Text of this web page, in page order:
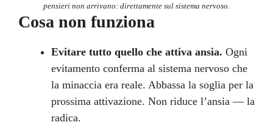
pensieri non arrivano: direttamente sul sistema nervoso.
Cosa non funziona
Evitare tutto quello che attiva ansia. Ogni
evitamento conferma al sistema nervoso che
la minaccia era reale. Abbassa la soglia per la
prossima attivazione. Non riduce l’ansia — la
radica.